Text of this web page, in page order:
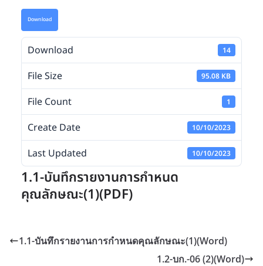
Download
Download 14
File Size 95.08 KB
File Count 1
Create Date 10/10/2023
Last Updated 10/10/2023
1.1-บันทึกรายงานการกำหนด
คุณลักษณะ(1)(PDF)
1.1-บันทึกรายงานการกำหนดคุณลักษณะ(1)(Word)
1.2-บก.-06 (2)(Word)